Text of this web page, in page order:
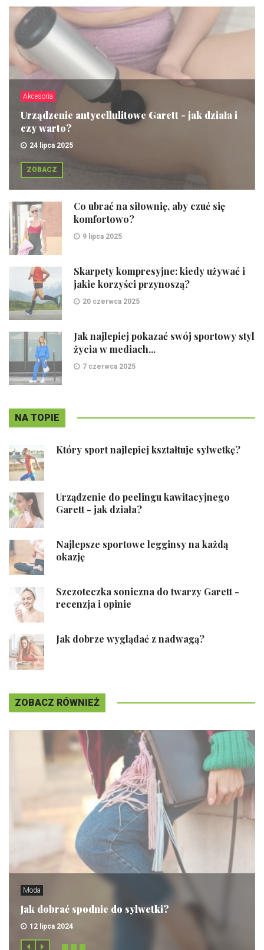
Akcesoria
Urządzenie antycellulitowe Garett - jak działa i
czy warto?
24 lipca 2025
ZOBACZ
Co ubrać na siłownię, aby czuć się
komfortowo?
9 lipca 2025
Skarpety kompresyjne: kiedy używać i
jakie korzyści przynoszą?
20 czerwca 2025
Jak najlepiej pokazać swój sportowy styl
życia w mediach...
7 czerwca 2025
NA TOPIE
Który sport najlepiej kształtuje sylwetkę?
Urządzenie do peelingu kawitacyjnego
Garett - jak działa?
Najlepsze sportowe legginsy na każdą
okazję
Szczoteczka soniczna do twarzy Garett -
recenzja i opinie
Jak dobrze wyglądać z nadwagą?
ZOBACZ RÓWNIEŻ
Moda
Jak dobrać spodnie do sylwetki?
12 lipca 2024